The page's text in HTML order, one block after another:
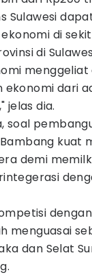
Sulawesi
di
di
menggeliat
dari
jelas dia.
soal
kuat
demi
menguasai
dan Selat